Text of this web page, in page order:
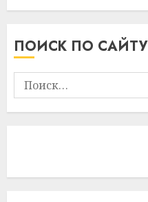
16:48
ПОИСК ПО САЙТУ
Найти: